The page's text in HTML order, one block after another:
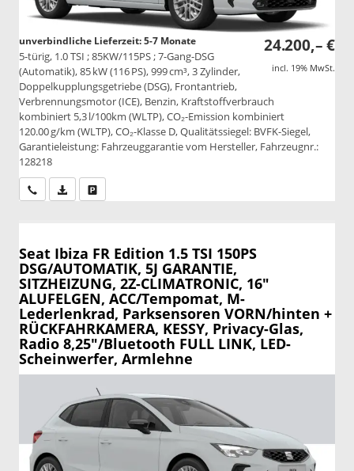
24.200,– €
incl. 19% MwSt.
unverbindliche Lieferzeit: 5-7 Monate
5-türig, 1.0 TSI ; 85KW/115PS ; 7-Gang-DSG
(Automatik), 85 kW (116 PS), 999 cm³, 3 Zylinder,
Doppelkupplungsgetriebe (DSG), Frontantrieb,
Verbrennungsmotor (ICE), Benzin, Kraftstoffverbrauch
kombiniert 5,3 l/100km (WLTP), CO₂-Emission kombiniert
120.00 g/km (WLTP), CO₂-Klasse D, Qualitätssiegel: BVFK-Siegel,
Garantieleistung: Fahrzeuggarantie vom Hersteller, Fahrzeugnr.:
128218
Wir rufen Sie anPDF-Datei, Fahrzeugexposé drucken
Seat Ibiza FR Edition 1.5 TSI 150PS
DSG/AUTOMATIK, 5J GARANTIE,
SITZHEIZUNG, 2Z-CLIMATRONIC, 16"
ALUFELGEN, ACC/Tempomat, M-
Lederlenkrad, Parksensoren VORN/hinten +
RÜCKFAHRKAMERA, KESSY, Privacy-Glas,
Radio 8,25"/Bluetooth FULL LINK, LED-
Scheinwerfer, Armlehne